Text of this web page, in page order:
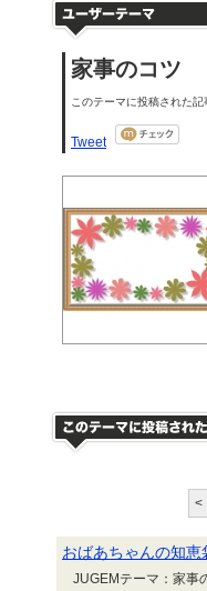
家事のコツ
このテーマに投稿された
Tweet
<
おばあちゃんの知恵
JUGEMテーマ：家事